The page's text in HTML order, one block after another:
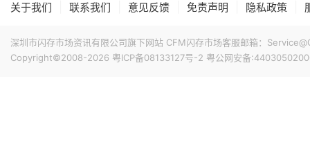
关于我们 联系我们 意见反馈 免责声明 隐私政策
深圳市闪存市场资讯有限公司旗下网站 CFM闪存市场客服邮箱：
Copyright©2008-2026 粤ICP备08133127号-2 粤公网安备